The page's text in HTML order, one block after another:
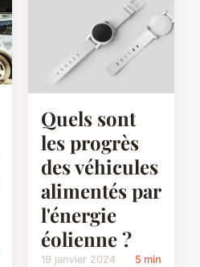
Quels sont
les progrès
des véhicules
alimentés par
l'énergie
éolienne ?
19 janvier 2024 5 min